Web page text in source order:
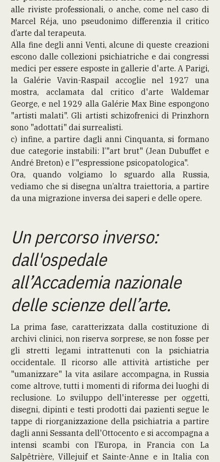
alle riviste professionali, o anche, come nel caso di
Marcel Réja, uno pseudonimo differenzia il critico
d’arte dal terapeuta.
Alla fine degli anni Venti, alcune di queste creazioni
escono dalle collezioni psichiatriche e dai congressi
medici per essere esposte in gallerie d'arte. A Parigi,
la Galérie Vavin-Raspail accoglie nel 1927 una
mostra, acclamata dal critico d'arte Waldemar
George, e nel 1929 alla Galérie Max Bine espongono
"artisti malati". Gli artisti schizofrenici di Prinzhorn
sono "adottati" dai surrealisti.
c) infine, a partire dagli anni Cinquanta, si formano
due categorie instabili: l’"art brut" (Jean Dubuffet e
André Breton) e l’"espressione psicopatologica".
Ora, quando volgiamo lo sguardo alla Russia,
vediamo che si disegna un’altra traiettoria, a partire
da una migrazione inversa dei saperi e delle opere.
Un percorso inverso:
dall'ospedale
all’Accademia nazionale
delle scienze dell’arte.
La prima fase, caratterizzata dalla costituzione di
archivi clinici, non riserva sorprese, se non fosse per
gli stretti legami intrattenuti con la psichiatria
occidentale. Il ricorso alle attività artistiche per
"umanizzare" la vita asilare accompagna, in Russia
come altrove, tutti i momenti di riforma dei luoghi di
reclusione. Lo sviluppo dell'interesse per oggetti,
disegni, dipinti e testi prodotti dai pazienti segue le
tappe di riorganizzazione della psichiatria a partire
dagli anni Sessanta dell'Ottocento e si accompagna a
intensi scambi con l’Europa, in Francia con La
Salpêtrière, Villejuif et Sainte-Anne e in Italia con